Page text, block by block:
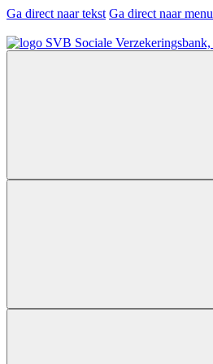
Ga direct naar tekst Ga direct naar menu